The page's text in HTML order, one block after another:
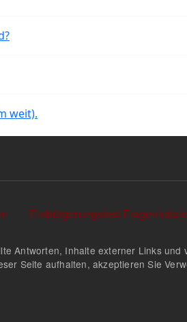
weit).
Einbürgerungstest
Antworten, Inhalte externer Links
Seite aufhalten, akzeptieren Sie